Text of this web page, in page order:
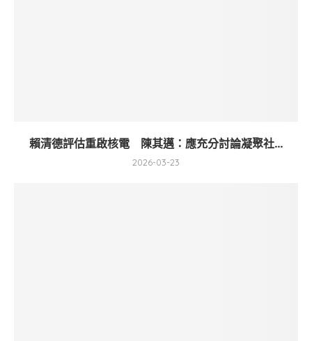
賴清德評估重啟核電 陳其邁：應充分討論凝聚社...
2026-03-23